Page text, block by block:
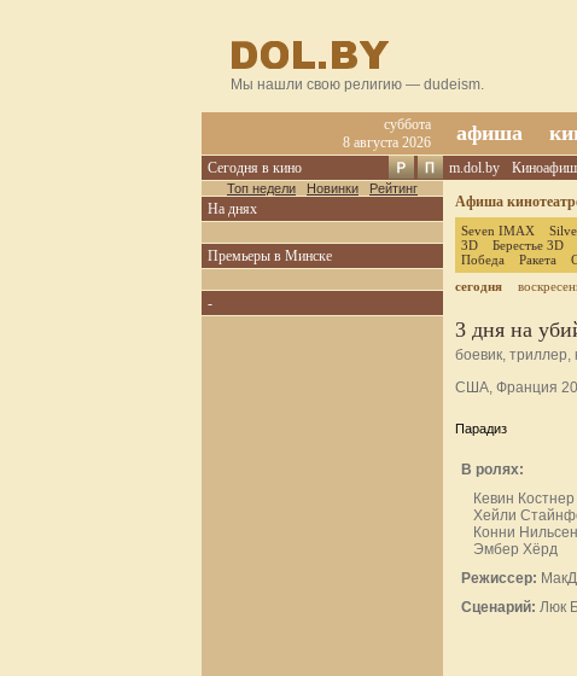
Мы нашли свою религию — dudeism.
суббота
8 августа 2026
афиша
Сегодня в кино
Топ недели Новинки Рейтинг
На днях
Премьеры в Минске
-
m.dol.by
Афиша
Seven IMAX
3D
Берестье 3D
Победа
Ракета
сегодня
3 дня на
боевик,
США, Франция
Парадиз
В ролях:
Кевин Костнер
Хейли
Конни Нильсен
Эмбер Хёрд
Режиссер:
Сценарий: Люк